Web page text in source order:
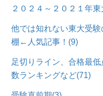
２０２４～２０２１年
他では知れない東大受
棚←人気記事！ (9)
足切りライン、合格最
数ランキングなど(71)